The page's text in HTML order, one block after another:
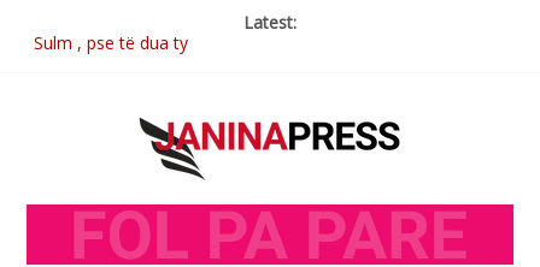
Latest:
Postim me vlera nga artistja e mirëfilltë Mimoza Gjoni
Brahim Çekaj njē veprimtar i respektuar i çeshtjës kombëtare